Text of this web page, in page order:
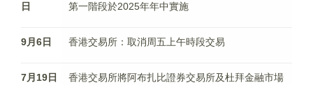
日
第一階段於2025年年中實施
9月6日 香港交易所：取消周五上午時段交易
7月19日
香港交易所將阿布扎比證券交易所及杜拜金融市場